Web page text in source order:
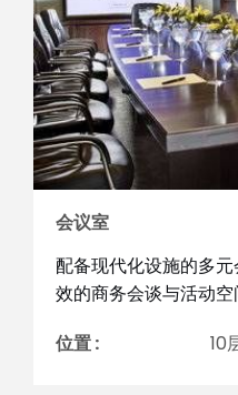
会议室
配备现代化设施的多
效的商务会谈与活动空
位置 : 10